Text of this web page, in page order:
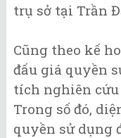
trụ sở tại Trần
Cũng theo kế
đấu giá quyền
tích nghiên cứu
Trong số đó,
quyền sử dụng